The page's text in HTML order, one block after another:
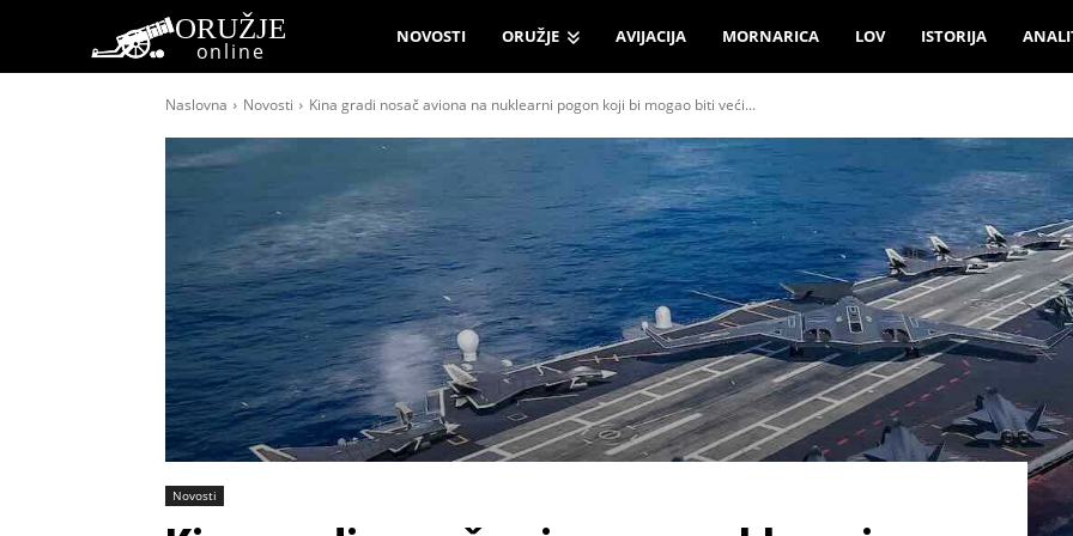
ORUŽJE
online
NOVOSTI ORUŽJE AVIJACIJA MORNARICA LOV ISTORIJA
Naslovna Novosti Kina gradi nosač aviona na nuklearni pogon koji bi mogao biti veći...
Novosti